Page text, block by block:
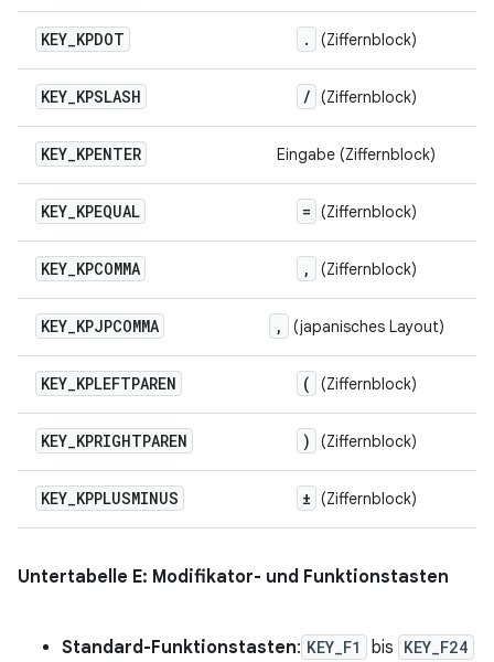
KEY_KPDOT . (Ziffernblock)
KEY_KPSLASH / (Ziffernblock)
KEY_KPENTER Eingabe (Ziffernblock)
KEY_KPEQUAL = (Ziffernblock)
KEY_KPCOMMA , (Ziffernblock)
KEY_KPJPCOMMA , (japanisches Layout)
KEY_KPLEFTPAREN ( (Ziffernblock)
KEY_KPRIGHTPAREN ) (Ziffernblock)
KEY_KPPLUSMINUS ± (Ziffernblock)
Untertabelle E: Modifikator- und Funktionstasten
Standard-Funktionstasten: KEY_F1 bis KEY_F24